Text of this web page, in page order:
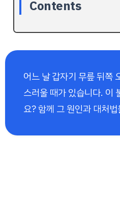
Contents
어느 날 갑자기 무릎 뒤쪽
스러울 때가 있습니다. 이
요? 함께 그 원인과 대처